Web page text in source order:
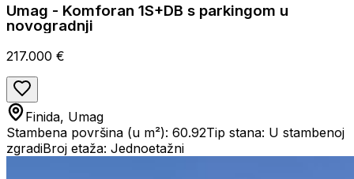
Umag - Komforan 1S+DB s parkingom u
novogradnji
217.000 €
Finida, Umag
Stambena površina (u m²): 60.92Tip stana: U stambenoj
zgradiBroj etaža: Jednoetažni